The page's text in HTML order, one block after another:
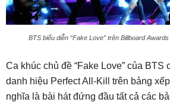
BTS biểu diễn “Fake Love” trên Billboard
Ca khúc chủ đề “Fake Love” của
danh hiệu Perfect All-Kill trên bảng
nghĩa là bài hát đứng đầu tất cả các